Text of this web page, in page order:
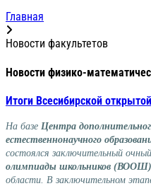
Главная
Новости факультетов
Новости физико-
Итоги Всесибирской
На базе Центра
естественнонаучного
состоялся заключительный
олимпиады школьников (ВООШ)
области. В заключительном